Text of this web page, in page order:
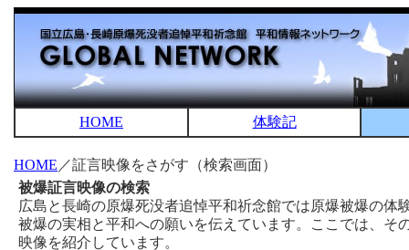
HOME 体験記
HOME ／証言映像をさがす（検索画面）
被爆証言映像の検索
広島と長崎の原爆死没者追悼平和祈念館では原爆被爆の
被爆の実相と平和への願いを伝えています。ここでは、
映像を紹介しています。